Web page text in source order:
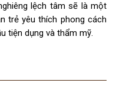
lệch tâm sẽ là một
trẻ yêu thích phong cách
tiện dụng và thẩm mỹ.